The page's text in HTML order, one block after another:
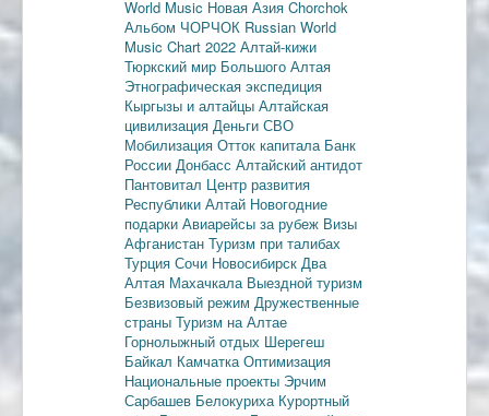
World Music Новая Азия Chorchok
Альбом ЧОРЧОК Russian World
Music Chart 2022 Алтай-кижи
Тюркский мир Большого Алтая
Этнографическая экспедиция
Кыргызы и алтайцы Алтайская
цивилизация Деньги СВО
Мобилизация Отток капитала Банк
России Донбасс Алтайский антидот
Пантовитал Центр развития
Республики Алтай Новогодние
подарки Авиарейсы за рубеж Визы
Афганистан Туризм при талибах
Турция Сочи Новосибирск Два
Алтая Махачкала Выездной туризм
Безвизовый режим Дружественные
страны Туризм на Алтае
Горнолыжный отдых Шерегеш
Байкал КамчаткаОптимизация
Национальные проекты Эрчим
Сарбашев Белокуриха Курортный